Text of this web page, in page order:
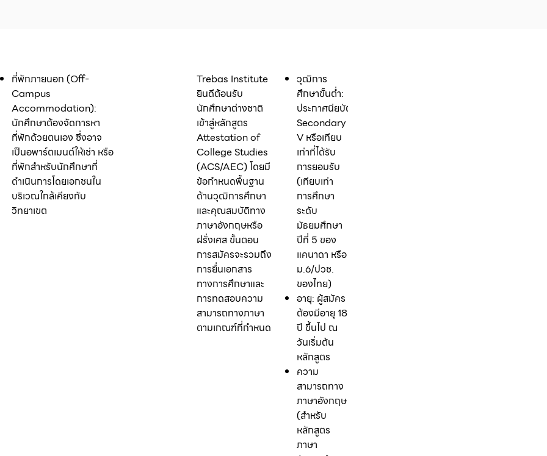
ที่พักภายนอก (Off-
Campus
Accommodation):
นักศึกษาต้องจัดการหา
ที่พักด้วยตนเอง ซึ่งอาจ
เป็นอพาร์ตเมนต์ให้เช่า หรือ
ที่พักสำหรับนักศึกษาที่
ดำเนินการโดยเอกชนใน
บริเวณใกล้เคียงกับ
วิทยาเขต
Trebas Institute
ยินดีต้อนรับ
นักศึกษาต่างชาติ
เข้าสู่หลักสูตร
Attestation of
College Studies
(ACS/AEC) โดยมี
ข้อกำหนดพื้นฐาน
ด้านวุฒิการศึกษา
และคุณสมบัติทาง
ภาษาอังกฤษหรือ
ฝรั่งเศส ขั้นตอน
การสมัครจะรวมถึง
การยื่นเอกสาร
ทางการศึกษาและ
การทดสอบความ
สามารถทางภาษา
ตามเกณฑ์ที่กำหนด
วุฒิการ
ศึกษาขั้นต่ำ:
ประกาศนียบัตร
Secondary
V หรือเทียบ
เท่าที่ได้รับ
การยอมรับ
(เทียบเท่า
การศึกษา
ระดับ
มัธยมศึกษา
ปีที่ 5 ของ
แคนาดา หรือ
ม.6/ปวช.
ของไทย)
อายุ: ผู้สมัคร
ต้องมีอายุ 18
ปี ขึ้นไป ณ
วันเริ่มต้น
หลักสูตร
ความ
สามารถทาง
ภาษาอังกฤษ
(สำหรับ
หลักสูตร
ภาษา